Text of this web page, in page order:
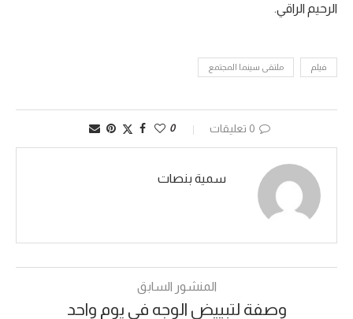
الرحيم الراقي.
فيلم ملتقى سينما المجتمع
0 تعليقات 0
سمية بنصات
المنشور السابق
وصفة لتبييض الوجه في يوم واحد